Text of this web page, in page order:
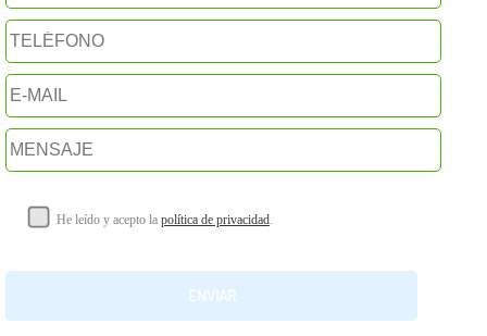
He leído y acepto la política de privacidad.